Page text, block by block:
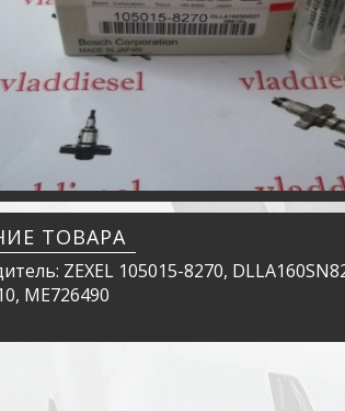
ТОВАРА
ZEXEL 105015-8270,
ME726490